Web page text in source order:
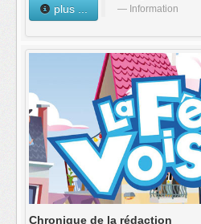
plus ... Information
Chronique de la rédaction